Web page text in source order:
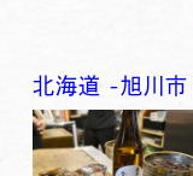
北海道 -旭川市